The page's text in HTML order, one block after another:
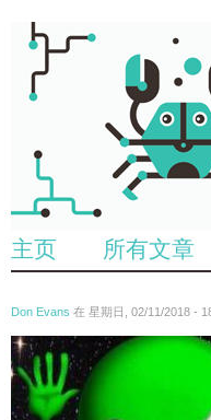
主页 所有文章
Don Evans 在 星期日, 02/11/2018 -
wechatimg1429.jpeg